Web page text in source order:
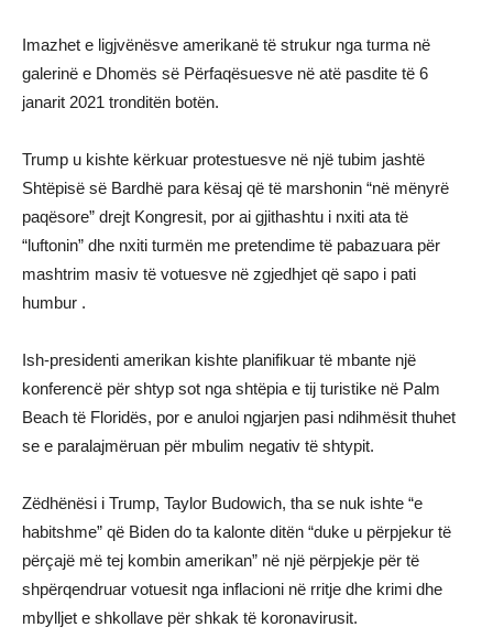
Imazhet e ligjvënësve amerikanë të strukur nga turma në
galerinë e Dhomës së Përfaqësuesve në atë pasdite të 6
janarit 2021 tronditën botën.
Trump u kishte kërkuar protestuesve në një tubim jashtë
Shtëpisë së Bardhë para kësaj që të marshonin “në mënyrë
paqësore” drejt Kongresit, por ai gjithashtu i nxiti ata të
“luftonin” dhe nxiti turmën me pretendime të pabazuara për
mashtrim masiv të votuesve në zgjedhjet që sapo i pati
humbur .
Ish-presidenti amerikan kishte planifikuar të mbante një
konferencë për shtyp sot nga shtëpia e tij turistike në Palm
Beach të Floridës, por e anuloi ngjarjen pasi ndihmësit thuhet
se e paralajmëruan për mbulim negativ të shtypit.
Zëdhënësi i Trump, Taylor Budowich, tha se nuk ishte “e
habitshme” që Biden do ta kalonte ditën “duke u përpjekur të
përçajë më tej kombin amerikan” në një përpjekje për të
shpërqendruar votuesit nga inflacioni në rritje dhe krimi dhe
mbylljet e shkollave për shkak të koronavirusit.